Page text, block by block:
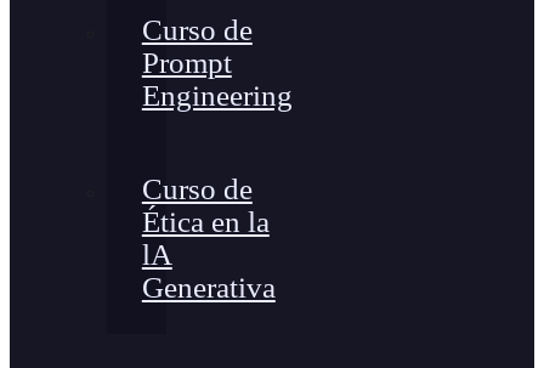
Curso de
Prompt
Engineering
Curso de
Ética en la
lA
Generativa